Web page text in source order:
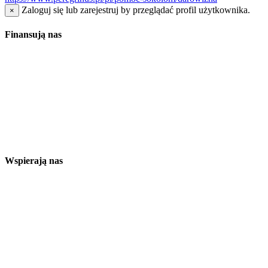
× Zaloguj się lub zarejestruj by przeglądać profil użytkownika.
Finansują nas
Wspierają nas